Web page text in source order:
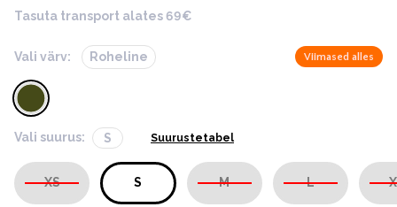
Tasuta transport alates 69€
Vali värv: Roheline Viimased alles
Vali suurus: S Suurustetabel
XS S M L